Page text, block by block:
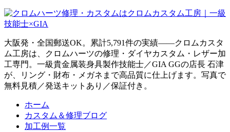
大阪発・全国郵送OK。累計5,791件の実績——クロムカスタ
ム工房は、クロムハーツの修理・ダイヤカスタム・レザー加
工専門。一級貴金属装身具製作技能士／GIA GGの店長 石津
が、リング・財布・メガネまで高品質に仕上げます。写真で
無料見積／発送キットあり／保証付き。
ホーム
カスタム＆修理ブログ
加工例一覧